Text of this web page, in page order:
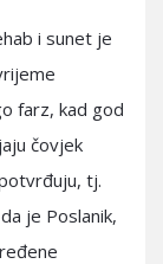
i sunet je
farz, kad god
čovjek
tj.
je Poslanik,